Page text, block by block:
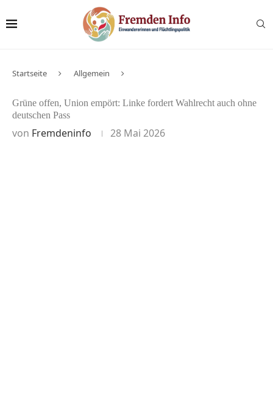
Startseite Allgemein
Grüne offen, Union empört: Linke fordert Wahlrecht auch ohne
deutschen Pass
von Fremdeninfo 28 Mai 2026